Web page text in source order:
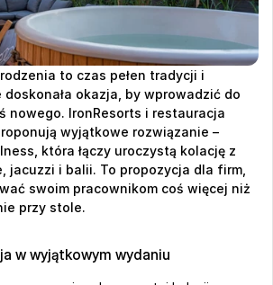
to czas pełen tradycji i
okazja, by wprowadzić do
nowego. IronResorts i restauracja
wyjątkowe rozwiązanie –
która łączy uroczystą kolację z
jacuzzi i balii. To propozycja dla firm,
swoim pracownikom coś więcej niż
przy stole.
w wyjątkowym wydaniu